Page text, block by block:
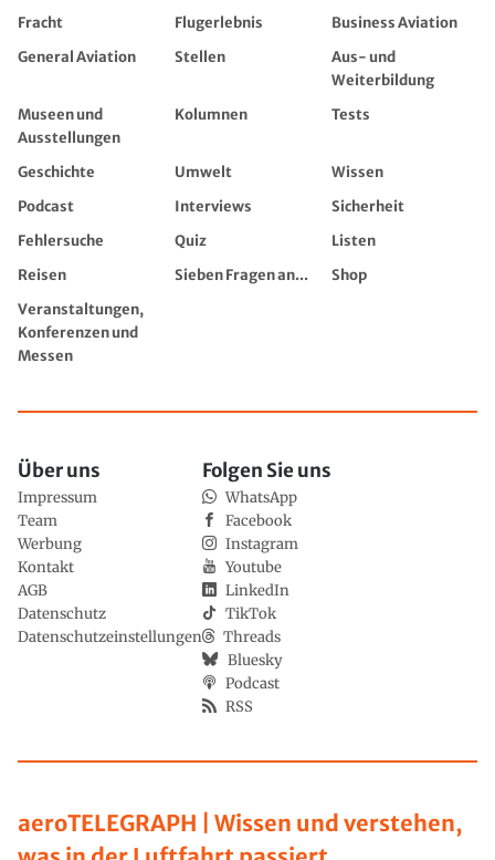
Fracht
Flugerlebnis
Business Aviation
General Aviation
Stellen
Aus- und
Weiterbildung
Museen und
Ausstellungen
Kolumnen Tests
Geschichte Umwelt
Wissen
Podcast
Interviews
Sicherheit
Fehlersuche
Quiz
Listen
Reisen
Sieben Fragen an...
Shop
Veranstaltungen,
Konferenzen und
Messen
aeroTELEGRAPH | Wissen und verstehen,
Über uns
Impressum
Team
Werbung
Kontakt
AGB
Datenschutz
Datenschutzeinstellungen
Folgen Sie uns
WhatsApp
Facebook
Instagram
Youtube
LinkedIn
TikTok
Threads
Bluesky
Podcast
RSS